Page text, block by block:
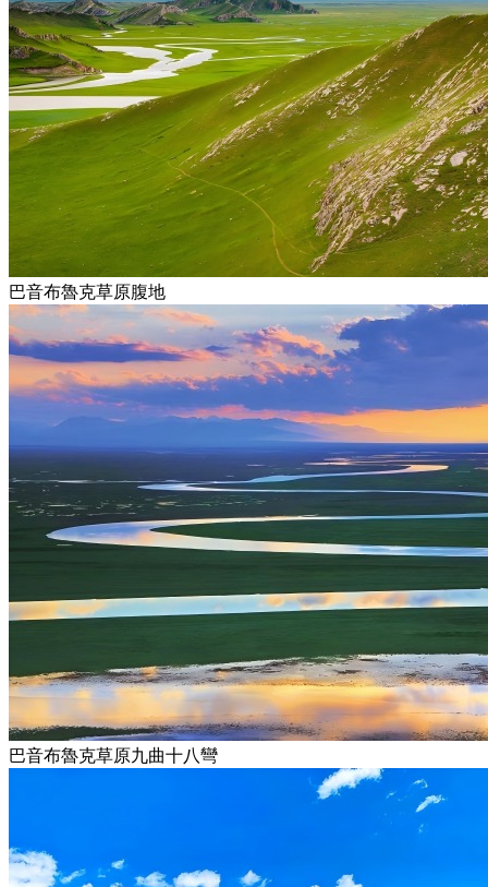
巴音布魯克草原腹地
巴音布魯克草原九曲十八彎